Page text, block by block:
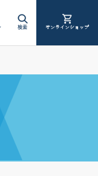
検索 オンラインショップ